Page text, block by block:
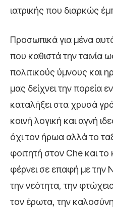
ιατρικής που διαρκώς
Προσωπικά για μένα
που καθιστά την ταινία
πολιτικούς ύμνους και
μας δείχνει την πορεία
καταλήξει στα χρυσά
κοινή λογική και αγνή
όχι τον ήρωα αλλά το
φοιτητή στον Che και
φέρνει σε επαφή με την
την νεότητα, την
τον έρωτα, την